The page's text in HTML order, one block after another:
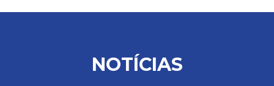
NOTÍCIAS